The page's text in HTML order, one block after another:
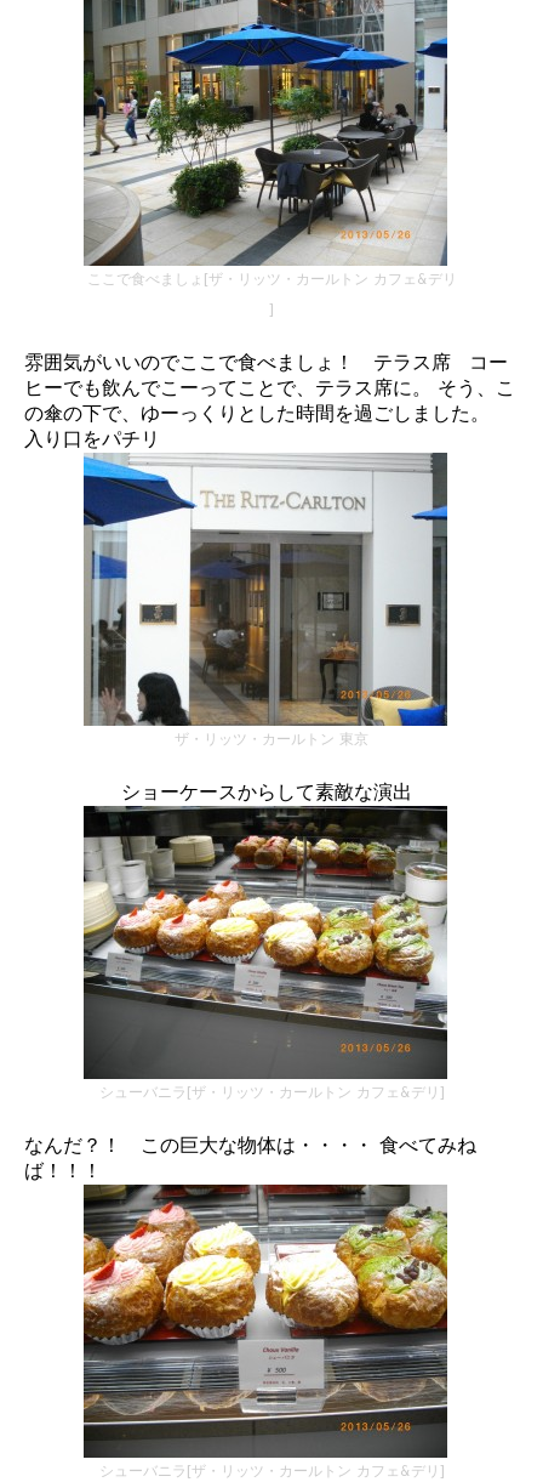
ここで食べましょ[ザ・リッツ・カールトン カフェ&デリ
雰囲気がいいのでここで食べましょ！ テラス席 コー
ヒーでも飲んでこーってことで、テラス席に。 そう、こ
の傘の下で、ゆーっくりとした時間を過ごしました。
入り口をパチリ
ザ・リッツ・カールトン 東京
ショーケースからして素敵な演出
シューバニラ[ザ・リッツ・カールトン カフェ&デリ]
なんだ？！ この巨大な物体は・・・・ 食べてみね
ば！！！
シューバニラ[ザ・リッツ・カールトン カフェ&デリ]